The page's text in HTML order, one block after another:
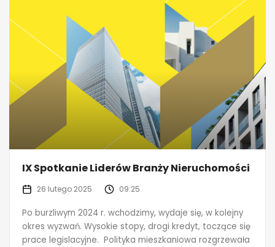
IX Spotkanie Liderów Branży Nieruchomości
26 lutego 2025 09:25
Po burzliwym 2024 r. wchodzimy, wydaje się, w kolejny
okres wyzwań. Wysokie stopy, drogi kredyt, toczące się
prace legislacyjne. Polityka mieszkaniowa rozgrzewała